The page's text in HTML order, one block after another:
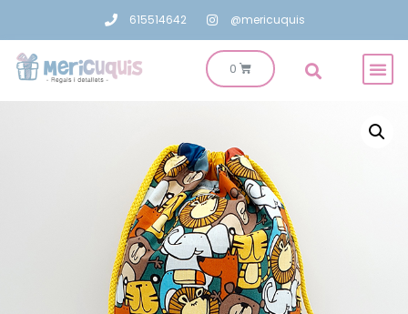
615514642 @mericuquis